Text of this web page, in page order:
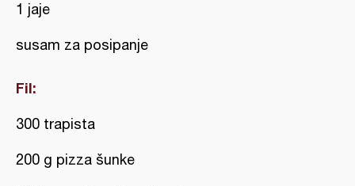
1 jaje
susam za posipanje
Fil:
300 trapista
200 g pizza šunke